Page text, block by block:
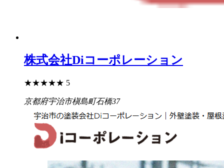
株式会社Diコーポレーション
★★★★★ 5
京都府宇治市槇島町石橋37